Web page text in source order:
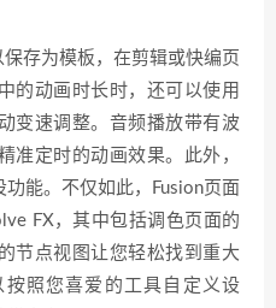
存为模板，在剪辑或快编页
的动画时长时，还可以使用
变速调整。音频播放带有波
准定时的动画效果。此外，
能。不仅如此，Fusion页面
FX，其中包括调色页面的
节点视图让您轻松找到重大
照您喜爱的工具自定义设